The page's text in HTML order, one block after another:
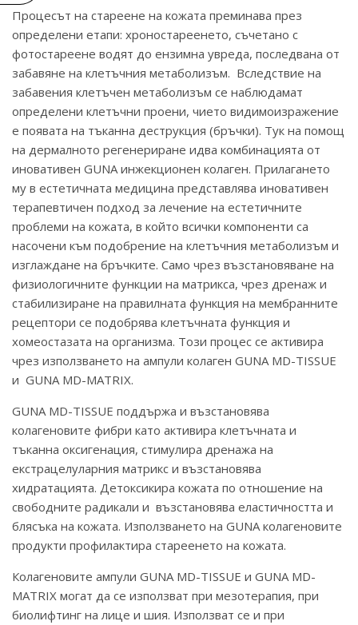
Процесът на стареене на кожата преминава през
определени етапи: хроностареенето, съчетано с
фотостареене водят до ензимна увреда, последвана от
забавяне на клетъчния метаболизъм. Вследствие на
забавения клетъчен метаболизъм се наблюдамат
определени клетъчни проени, чието видимоизражение
е появата на тъканна деструкция (бръчки). Тук на помощ
на дермалното регенериране идва комбинацията от
иновативен GUNA инжекционен колаген. Прилагането
му в естетичната медицина представлява иновативен
терапевтичен подход за лечение на естетичните
проблеми на кожата, в който всички компоненти са
насочени към подобрение на клетъчния метаболизъм и
изглаждане на бръчките. Само чрез възстановяване на
физиологичните функции на матрикса, чрез дренаж и
стабилизиране на правилната функция на мембранните
рецептори се подобрява клетъчната функция и
хомеостазата на организма. Този процес се активира
чрез използването на ампули колаген GUNA MD-TISSUE
и GUNA MD-MATRIX.
GUNA MD-TISSUE поддържа и възстановява
колагеновите фибри като активира клетъчната и
тъканна оксигенация, стимулира дренажа на
екстрацелуларния матрикс и възстановява
хидратацията. Детоксикира кожата по отношение на
свободните радикали и възстановява еластичността и
блясъка на кожата. Използването на GUNA колагеновите
продукти профилактира стареенето на кожата.
Колагеновите ампули GUNA MD-TISSUE и GUNA MD-
MATRIX могат да се използват при мезотерапия, при
биолифтинг на лице и шия. Използват се и при